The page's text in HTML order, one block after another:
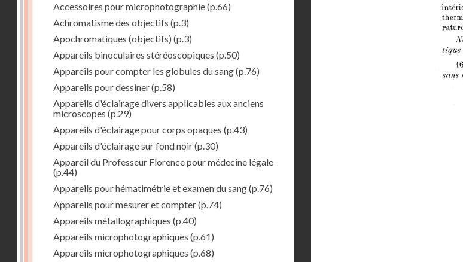
Accessoires pour microphotographie(p.66)
Achromatisme des objectifs (p.3)
Apochromatiques (objectifs) (p.3)
Appareils binoculaires stéréoscopiques (p.50)
Appareils pour compter les globules du sang(p.76)
Appareils pour dessiner(p.58)
Appareils d'éclairage divers applicables aux anciens
microscopes (p.29)
Appareils d'éclairage pour corps opaques (p.43)
Appareils d'éclairage sur fond noir(p.30)
Appareil du Professeur Florence pour médecine légale
(p.44)
Appareils pour hématimétrie et examen du sang(p.76)
Appareils pour mesurer et compter(p.74)
Appareils métallographiques (p.40)
Appareils microphotographiques (p.61)
Appareils microphotographiques (p.68)